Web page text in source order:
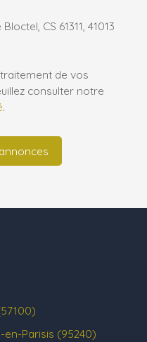
CS 61311, 41013
de vos
consulter notre
.
Parisis (95240)